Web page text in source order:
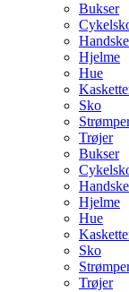
Bukser
Hjelme
Hue
Sko
Trøjer
Bukser
Hjelme
Hue
Sko
Trøjer